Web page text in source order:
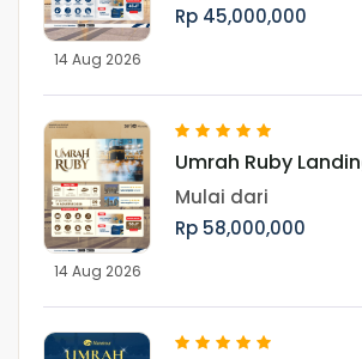
14 Aug 2026
Rp 45,000,000
14 Aug 2026
Umrah Ruby
Agustus 2026
Mulai dari
Rp 58,000,000